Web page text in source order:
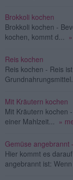
Brokkoli kochen
Brokkoli kochen -
kochen, kommt d...
Reis kochen
Reis kochen - Reis
Grundnahrungsmittel.
Mit Kräutern kochen
Mit Kräutern kochen
einer Mahlzeit...
»
Gemüse angebrannt
Hier kommt es
angebrannt ist: Wenn